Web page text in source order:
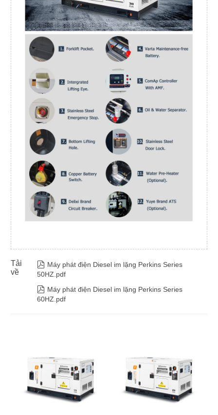
Tải
về
 Máy phát điện Diesel im lặng Perkins Series
50HZ.pdf
 Máy phát điện Diesel im lặng Perkins Series
60HZ.pdf